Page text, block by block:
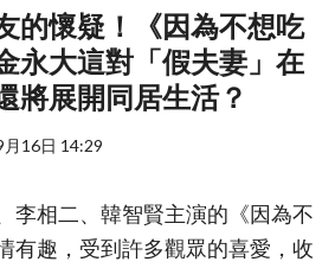
的懷疑！《因為不想吃
永大這對「假夫妻」在
將展開同居生活？
月16日 14:29
李相二、韓智賢主演的《因為不
有趣，受到許多觀眾的喜愛，收